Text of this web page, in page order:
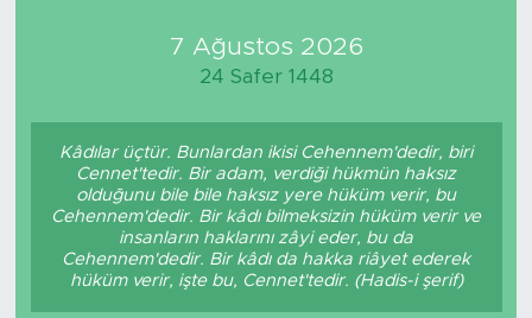
7 Ağustos 2026
24 Safer 1448
Kâdılar üçtür. Bunlardan ikisi Cehennem'dedir, biri
Cennet'tedir. Bir adam, verdiği hükmün haksız
olduğunu bile bile haksız yere hüküm verir, bu
Cehennem'dedir. Bir kâdı bilmeksizin hüküm verir ve
insanların haklarını zâyi eder, bu da
Cehennem'dedir. Bir kâdı da hakka riâyet ederek
hüküm verir, işte bu, Cennet'tedir. (Hadis-i şerif)